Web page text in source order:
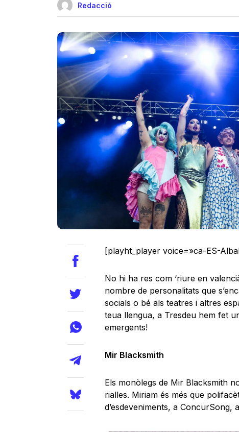
Redacció
[playht_player voice=»ca-ES-
No hi ha res com ‘riure en
nombre de personalitats que
socials o bé als teatres i altres
teua llengua, a Tresdeu hem fet
emergents!
Mir Blacksmith
Els monòlegs de Mir Blacksmith
rialles. Miriam és més que
d’esdeveniments, a